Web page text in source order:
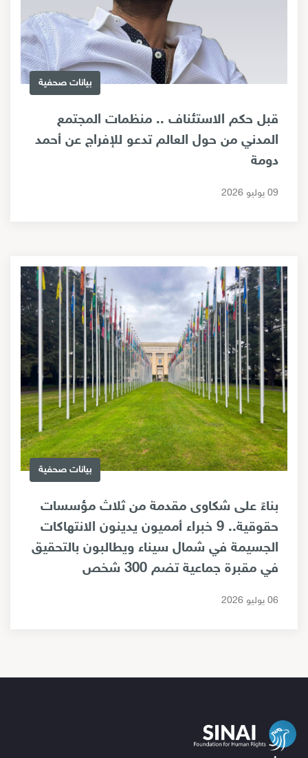
بيانات صحفية
قبل حكم الاستئناف .. منظمات المجتمع
المدني من حول العالم تدعو للإفراج عن أحمد
دومة
09 يوليو 2026
بيانات صحفية
بناءً على شكاوى مقدمة من ثلاث مؤسسات
حقوقية.. 9 خبراء أمميون يدينون الانتهاكات
الجسيمة في شمال سيناء ويطالبون بالتحقيق
في مقبرة جماعية تضم 300 شخص
06 يوليو 2026